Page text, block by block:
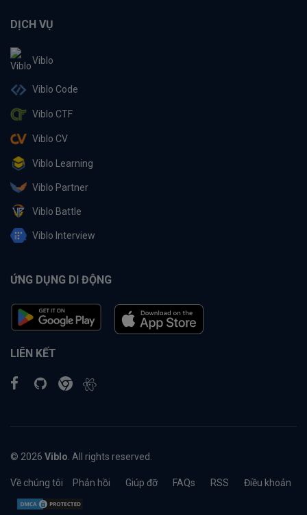
DỊCH VỤ
Viblo
Viblo Code
Viblo CTF
Viblo CV
Viblo Learning
Viblo Partner
Viblo Battle
Viblo Interview
ỨNG DỤNG DI ĐỘNG
LIÊN KẾT
© 2026 Viblo . All rights reserved.
Về chúng tôi Phản hồi Giúp đỡ FAQs RSS Điều khoản